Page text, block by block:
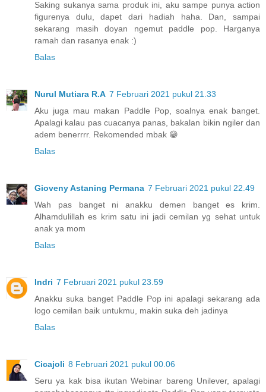
Saking sukanya sama produk ini, aku sampe punya action
figurenya dulu, dapet dari hadiah haha. Dan, sampai
sekarang masih doyan ngemut paddle pop. Harganya
ramah dan rasanya enak :)
Balas
Nurul Mutiara R.A 7 Februari 2021 pukul 21.33
Aku juga mau makan Paddle Pop, soalnya enak banget.
Apalagi kalau pas cuacanya panas, bakalan bikin ngiler dan
adem benerrrr. Rekomended mbak 😁
Balas
Gioveny Astaning Permana 7 Februari 2021 pukul 22.49
Wah pas banget ni anakku demen banget es krim.
Alhamdulillah es krim satu ini jadi cemilan yg sehat untuk
anak ya mom
Balas
Indri 7 Februari 2021 pukul 23.59
Anakku suka banget Paddle Pop ini apalagi sekarang ada
logo cemilan baik untukmu, makin suka deh jadinya
Balas
Cicajoli 8 Februari 2021 pukul 00.06
Seru ya kak bisa ikutan Webinar bareng Unilever, apalagi